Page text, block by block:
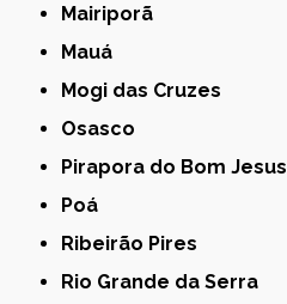
Mairiporã
Mauá
Mogi das Cruzes
Osasco
Pirapora do Bom Jesus
Poá
Ribeirão Pires
Rio Grande da Serra